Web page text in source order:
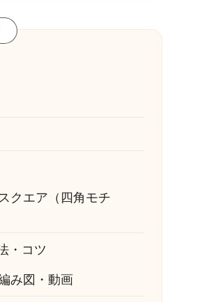
クエア（四角モチ
・コツ
み図・動画